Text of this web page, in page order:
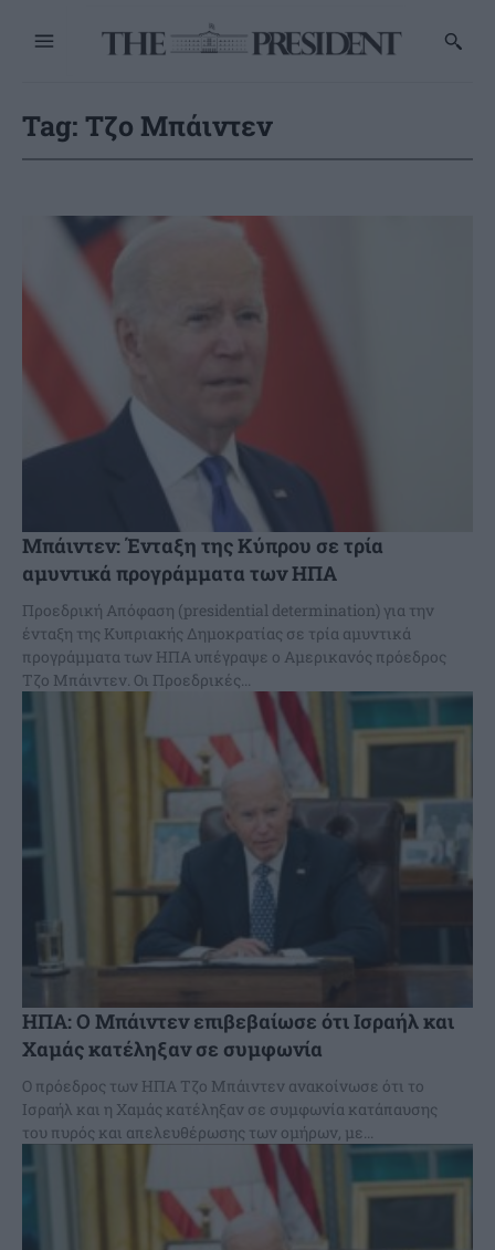
Tag: Τζο Μπάιντεν
Μπάιντεν: Ένταξη της Κύπρου σε τρία
αμυντικά προγράμματα των ΗΠΑ
Προεδρική Απόφαση (presidential determination) για την
ένταξη της Κυπριακής Δημοκρατίας σε τρία αμυντικά
προγράμματα των ΗΠΑ υπέγραψε ο Αμερικανός πρόεδρος
Τζο Μπάιντεν. Οι Προεδρικές...
ΗΠΑ: Ο Μπάιντεν επιβεβαίωσε ότι Ισραήλ και
Χαμάς κατέληξαν σε συμφωνία
Ο πρόεδρος των ΗΠΑ Τζο Μπάιντεν ανακοίνωσε ότι το
Ισραήλ και η Χαμάς κατέληξαν σε συμφωνία κατάπαυσης
του πυρός και απελευθέρωσης των ομήρων, με...